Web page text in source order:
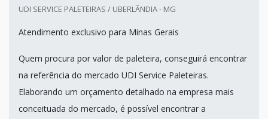
UDI SERVICE PALETEIRAS / UBERLÂNDIA - MG
Atendimento exclusivo para Minas Gerais
Quem procura por valor de paleteira, conseguirá encontrar
na referência do mercado UDI Service Paleteiras.
Elaborando um orçamento detalhado na empresa mais
conceituada do mercado, é possível encontrar a